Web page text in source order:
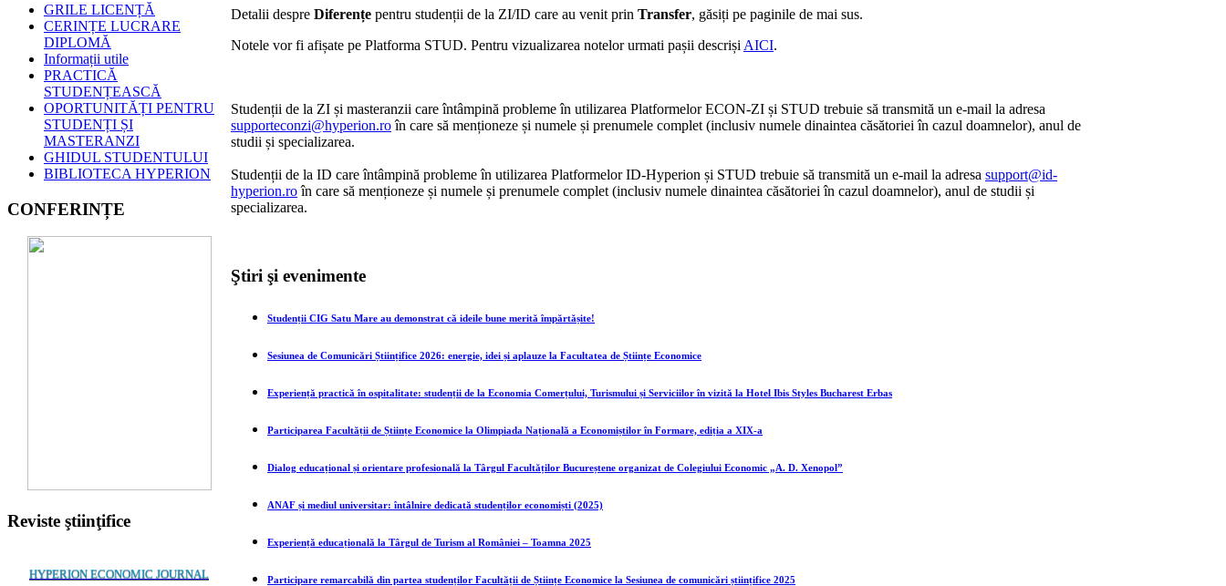
Detalii despre Diferențe pentru studenții de la ZI/ID care au venit prin Transfer, găsiți pe paginile de mai sus.
Notele vor fi afișate pe Platforma STUD. Pentru vizualizarea notelor urmati pașii descriși AICI.
Studenții de la ZI și masteranzii care întâmpină probleme în utilizarea Platformelor ECON-ZI și STUD trebuie să transmită un e-mail la adresa
supporteconzi@hyperion.roîn care să menționeze și numele și prenumele complet (inclusiv numele dinaintea căsătoriei în cazul doamnelor), anul de
studii și specializarea.
Studenții de la ID care întâmpină probleme în utilizarea Platformelor ID-Hyperion și STUD trebuie să transmită un e-mail la adresa support@id-
hyperion.roîn care să menționeze și numele și prenumele complet (inclusiv numele dinaintea căsătoriei în cazul doamnelor), anul de studii și
specializarea.
Ştiri şi evenimente
Studenții CIG Satu Mare au demonstrat că ideile bune merită împărtășite!
Sesiunea de Comunicări Științifice 2026: energie, idei și aplauze la Facultatea de Științe Economice
Experiență practică în ospitalitate: studenții de la Economia Comerțului, Turismului și Serviciilor în vizită la Hotel Ibis Styles Bucharest Erbas
Participarea Facultății de Științe Economice la Olimpiada Națională a Economiștilor în Formare, ediția a XIX-a
Dialog educațional și orientare profesională la Târgul Facultăților Bucureștene organizat de Colegiului Economic „A. D. Xenopol”
ANAF și mediul universitar: întâlnire dedicată studenților economiști (2025)
Experiență educațională la Târgul de Turism al României – Toamna 2025
Participare remarcabilă din partea studenților Facultății de Științe Economice la Sesiunea de comunicări științifice 2025
GRILE LICENȚĂ
CERINȚE LUCRARE
DIPLOMĂ
Informații utile
PRACTICĂ
STUDENȚEASCĂ
OPORTUNITĂȚI PENTRU
STUDENȚI ȘI
MASTERANZI
GHIDUL STUDENTULUI
BIBLIOTECA HYPERION
CONFERINȚE
Reviste ştiinţifice
HYPERION ECONOMIC JOURNAL